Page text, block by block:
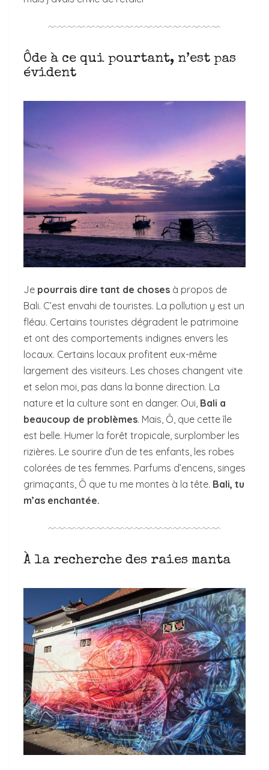
﹋﹋﹋﹋﹋﹋﹋﹋﹋﹋﹋﹋﹋﹋﹋﹋﹋﹋
Ôde à ce qui pourtant, n’est pas
évident
Je pourrais dire tant de choses à propos de
Bali. C’est envahi de touristes. La pollution y est un
fléau. Certains touristes dégradent le patrimoine
et ont des comportements indignes envers les
locaux. Certains locaux profitent eux-même
largement des visiteurs. Les choses changent vite
et selon moi, pas dans la bonne direction. La
nature et la culture sont en danger. Oui, Bali a
beaucoup de problèmes. Mais, Ô, que cette île
est belle. Humer la forêt tropicale, surplomber les
rizières. Le sourire d’un de tes enfants, les robes
colorées de tes femmes. Parfums d’encens, singes
grimaçants, Ô que tu me montes à la tête. Bali, tu
m’as enchantée.
﹋﹋﹋﹋﹋﹋﹋﹋﹋﹋﹋﹋﹋﹋﹋﹋﹋﹋
À la recherche des raies manta